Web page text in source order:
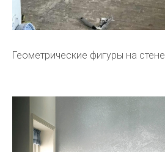
Геометрические фигуры на стене